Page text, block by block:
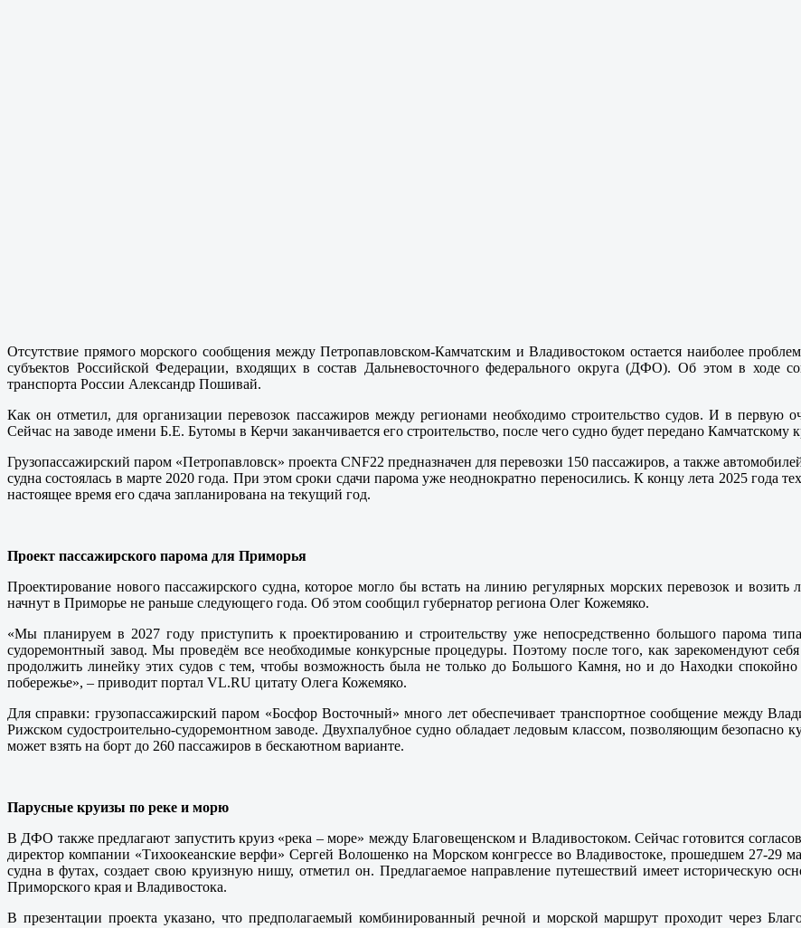
Отсутствие прямого морского сообщения между Петропавловском-Камчатским и Владивостоком остается наиболее
субъектов Российской Федерации, входящих в состав Дальневосточного федерального округа (ДФО). Об этом в ходе
транспорта России Александр Пошивай.
Как он отметил, для организации перевозок пассажиров между регионами необходимо строительство судов. И в первую
Сейчас на заводе имени Б.Е. Бутомы в Керчи заканчивается его строительство, после чего судно будет передано
Грузопассажирский паром «Петропавловск» проекта CNF22 предназначен для перевозки 150 пассажиров, а также
судна состоялась в марте 2020 года. При этом сроки сдачи парома уже неоднократно переносились. К концу лета 2025 года
настоящее время его сдача запланирована на текущий год.
Проект пассажирского парома для Приморья
Проектирование нового пассажирского судна, которое могло бы встать на линию регулярных морских перевозок и
начнут в Приморье не раньше следующего года. Об этом сообщил губернатор региона Олег Кожемяко.
«Мы планируем в 2027 году приступить к проектированию и строительству уже непосредственно большого парома
судоремонтный завод. Мы проведём все необходимые конкурсные процедуры. Поэтому после того, как зарекомендуют
продолжить линейку этих судов с тем, чтобы возможность была не только до Большого Камня, но и до Находки
побережье», – приводит портал VL.RU цитату Олега Кожемяко.
Для справки: грузопассажирский паром «Босфор Восточный» много лет обеспечивает транспортное сообщение между
Рижском судостроительно-судоремонтном заводе. Двухпалубное судно обладает ледовым классом, позволяющим безопасно
может взять на борт до 260 пассажиров в бескаютном варианте.
Парусные круизы по реке и морю
В ДФО также предлагают запустить круиз «река – море» между Благовещенском и Владивостоком. Сейчас готовится
директор компании «Тихоокеанские верфи» Сергей Волошенко на Морском конгрессе во Владивостоке, прошедшем 27-29
судна в футах, создает свою круизную нишу, отметил он. Предлагаемое направление путешествий имеет историческую
Приморского края и Владивостока.
В презентации проекта указано, что предполагаемый комбинированный речной и морской маршрут проходит через